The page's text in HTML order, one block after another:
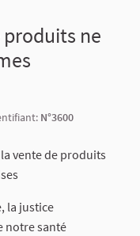
ne
N°3600
vente de produits
la justice
notre santé